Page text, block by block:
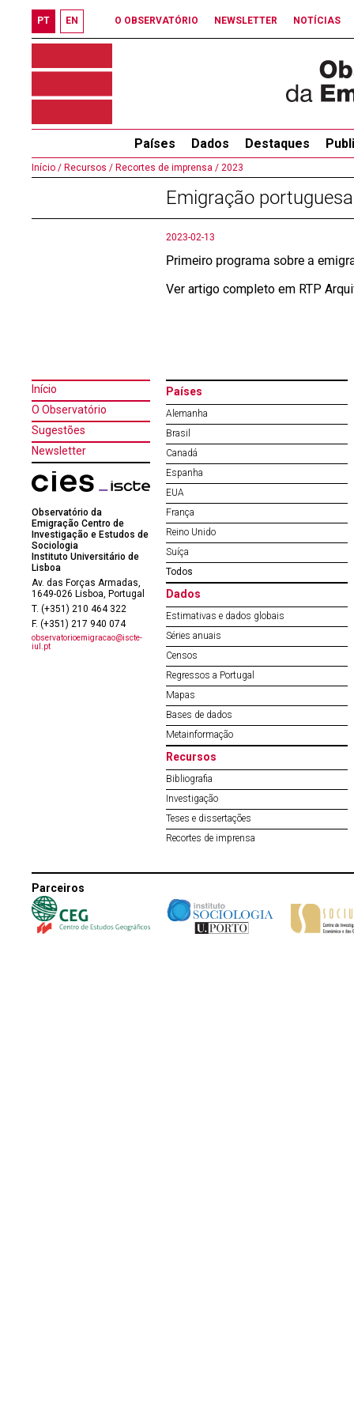
PT EN O OBSERVATÓRIO NEWSLETTER NOTÍCIAS
Países Dados Destaques
Início / Recursos / Recortes de imprensa / 2023
Emigração
2023-02-13
Primeiro programa sobre a
Ver artigo completo em RTP
Início
O Observatório
Sugestões
Newsletter
Observatório da
Emigração Centro de
Investigação e Estudos de
Sociologia
Instituto Universitário de
Lisboa
Av. das Forças Armadas,
1649-026 Lisboa, Portugal
T. (+351) 210 464 322
F. (+351) 217 940 074
observatorioemigracao@iscte-
iul.pt
Países
Alemanha
Brasil
Canadá
Espanha
EUA
França
Reino Unido
Suíça
Todos
Dados
Estimativas e dados globais
Séries anuais
Censos
Regressos a Portugal
Mapas
Bases de dados
Metainformação
Recursos
Bibliografia
Investigação
Teses e dissertações
Recortes de imprensa
Parceiros